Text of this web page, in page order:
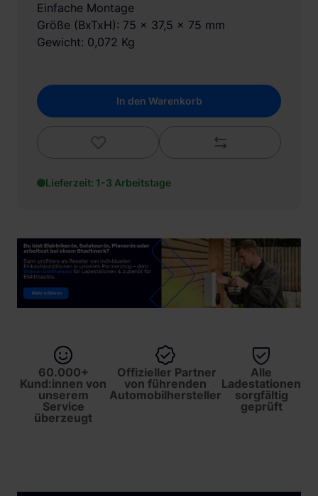
Einfache Montage
Größe (BxTxH): 75 x 37,5 x 75 mm
Gewicht: 0,072 Kg
In den Warenkorb
Lieferzeit: 1-3 Arbeitstage
60.000+
Kund:innen von
unserem
Service
überzeugt
Offizieller Partner
von führenden
Automobilhersteller
Alle
Ladestationen
sorgfältig
geprüft